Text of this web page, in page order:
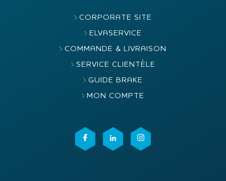
CORPORATE SITE
ELVASERVICE
COMMANDE & LIVRAISON
SERVICE CLIENTÈLE
GUIDE BRAKE
MON COMPTE